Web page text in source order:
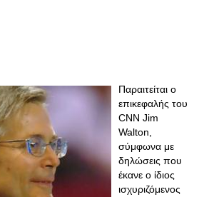
Παραιτείται ο
επικεφαλής του
CNN Jim
Walton,
σύμφωνα με
δηλώσεις που
έκανε ο ίδιος
ισχυριζόμενος